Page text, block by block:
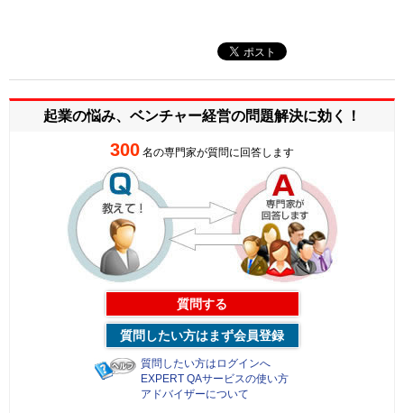
起業の悩み、ベンチャー経営の問題解決に効く！
300 名の専門家が質問に回答します
質問する
質問したい方はまず会員登録
質問したい方はログインへ
EXPERT QAサービスの使い方
アドバイザーについて